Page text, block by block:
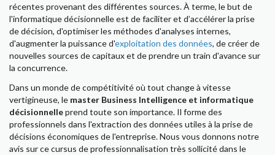
récentes provenant des différentes sources. À terme, le but de
l'informatique décisionnelle est de faciliter et d’accélérer la prise
de décision, d'optimiser les méthodes d'analyses internes,
d'augmenter la puissance d'exploitation des données, de créer de
nouvelles sources de capitaux et de prendre un train d'avance sur
la concurrence.
Dans un monde de compétitivité où tout change à vitesse
vertigineuse, le master Business Intelligence et informatique
décisionnelleprend toute son importance. Il forme des
professionnels dans l'extraction des données utiles à la prise de
décisions économiques de l'entreprise. Nous vous donnons notre
avis sur ce cursus de professionnalisation très sollicité dans le